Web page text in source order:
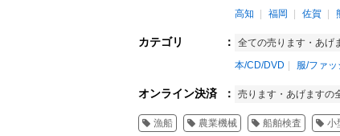
高知
福岡 佐賀
カテゴリ ： 全ての売ります・あげ
本/CD/DVD
服/ファッ
オンライン決済 ： 売ります・あげますの
漁船 農業機械 船舶検査 小